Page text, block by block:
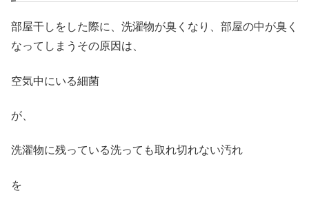
部屋干しをした際に、洗濯物が臭くなり、部屋の中が臭く
なってしまうその原因は、
空気中にいる細菌
が、
洗濯物に残っている洗っても取れ切れない汚れ
を